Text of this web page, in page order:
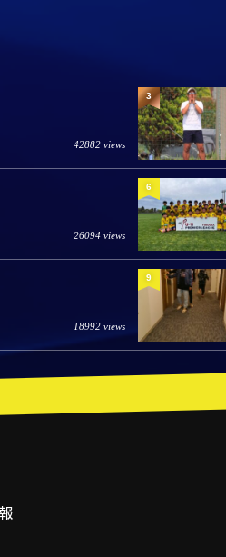
42882 views
3
26094 views
6
18992 views
9